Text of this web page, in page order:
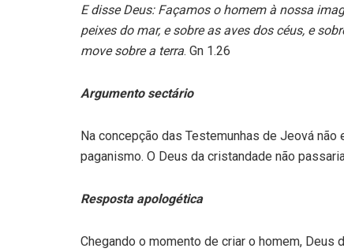
E disse Deus: Façamos o homem à nossa
peixes do mar, e sobre as aves dos céus, e
move sobre a terra. Gn 1.26
Argumento sectário
Na concepção das Testemunhas de Jeová
paganismo. O Deus da cristandade não
Resposta apologética
Chegando o momento de criar o homem, Deus